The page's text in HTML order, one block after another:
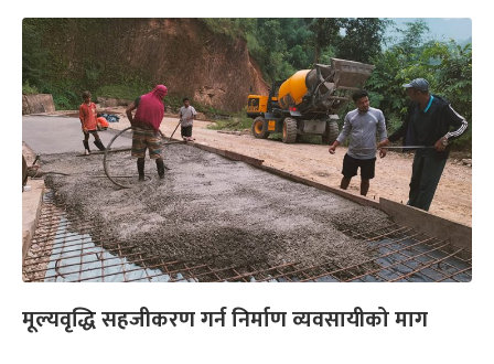
मूल्यवृद्धि सहजीकरण गर्न निर्माण व्यवसायीको माग